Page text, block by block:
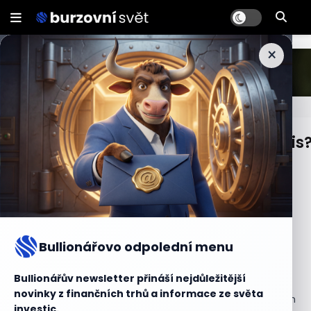
×
Bullionářovo odpolední menu
Bullionářův newsletter přináší nejdůležitější
novinky z finančních trhů a informace ze světa
Kolik zaplatíme za jeden
Cena jednoho dluhopisu závisí na různých faktorech.
Každý dluhopis má jmenovitou (nominální) hodnotu,
kterou určuje emitent v emisních podmínkách. Tato
hodnota často bývá 10 000 CZK, ale může se lišit i v nižší
nebo vyšší hodnotě. Je však důležité si uvědomit, že
nominální hodnota dluhopisu zřídka odpovídá skutečné
Cena dluhopisu závisí zejména na dvou faktorech. Prvním